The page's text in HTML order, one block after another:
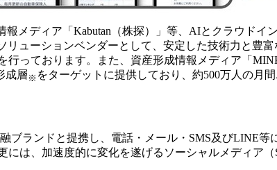
メディア「Kabutan（株探）」等、AIとクラウドイ
ューションベンダーとして、安定した技術力と豊
っております。また、資産形成情報メディア「
成層 ※ をターゲットに提供しており、約500万人の月
ブランドと提携し、電話・メール・SMS及びLINE
は、加速度的に変化を遂げるソーシャルメディア